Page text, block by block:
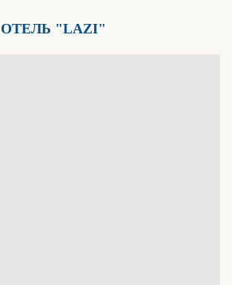
ОТЕЛЬ "LAZI"